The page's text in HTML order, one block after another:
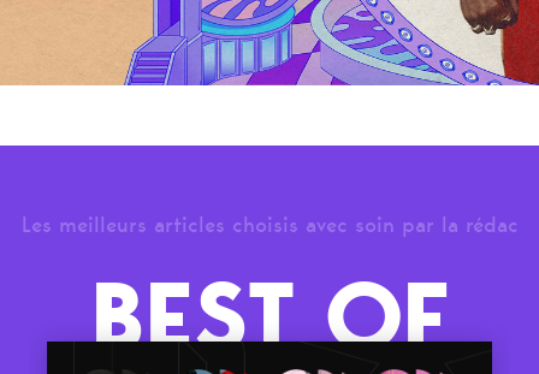
Les meilleurs articles choisis avec soin par la rédac
BEST OF